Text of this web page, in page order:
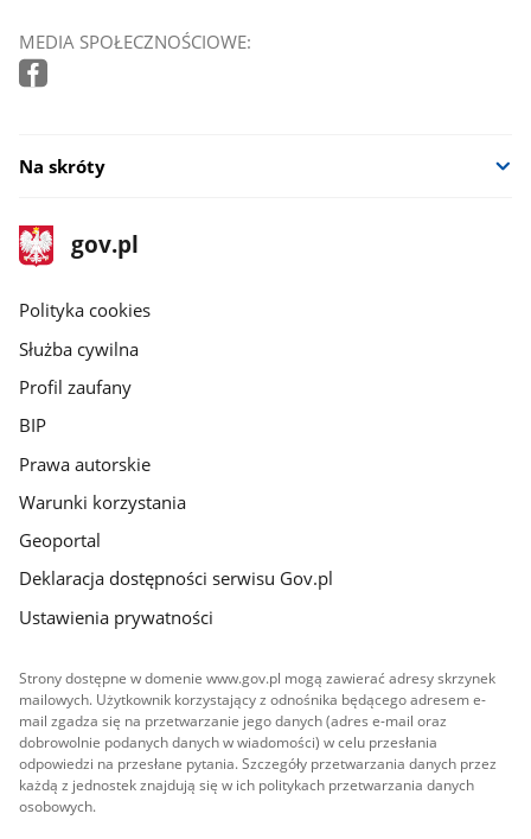
MEDIA SPOŁECZNOŚCIOWE:
Na skróty
stopka
gov.pl
Strona
gov.pl
gov.pl
Polityka cookies
Służba cywilna
Profil zaufany
BIP
Prawa autorskie
Warunki korzystania
Geoportal
Deklaracja dostępności serwisu Gov.pl
Ustawienia prywatności
Strony dostępne w domenie www.gov.pl mogą zawierać adresy skrzynek
mailowych. Użytkownik korzystający z odnośnika będącego adresem e-
mail zgadza się na przetwarzanie jego danych (adres e-mail oraz
dobrowolnie podanych danych w wiadomości) w celu przesłania
odpowiedzi na przesłane pytania. Szczegóły przetwarzania danych przez
każdą z jednostek znajdują się w ich politykach przetwarzania danych
osobowych.